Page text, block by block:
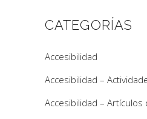
CATEGORÍAS
Accesibilidad
Accesibilidad –
Accesibilidad – Artículos